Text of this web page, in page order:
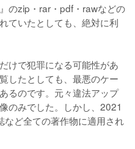
のzip・rar・pdf・rawなどの
ていたとしても、絶対に利
けで犯罪になる可能性があ
したとしても、最悪のケー
るのです。元々違法アップ
のみでした。しかし、2021
ど全ての著作物に適用され